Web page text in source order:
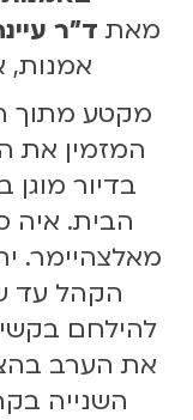
מאת ד"ר
אמנות,
מקטע מתוך
המזמין את
בדיור מוגן
הבית. איה
מאלצהיימר.
הקהל עד
להילחם
את הערב
השנייה